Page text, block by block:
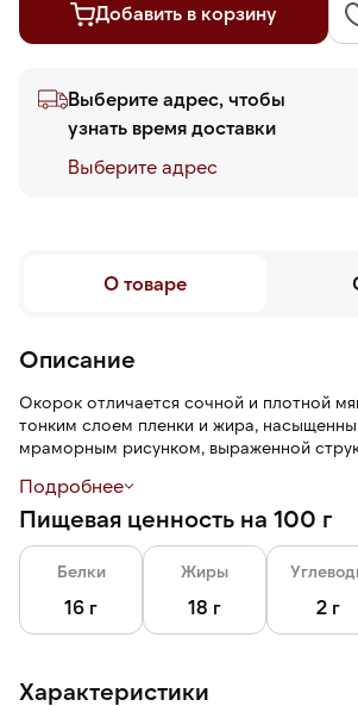
Добавить в корзину
Выберите адрес, чтобы
узнать время доставки
Выберите адреc
О товаре
Описание
Окорок отличается сочной и плотной
тонким слоем пленки и жира,
мраморным рисунком, выраженной
Из него готовят знаменитые деликатесы.
прошутто, у испанцев — хамон, а у
Мясо можно тушить, варить, запекать,
готовить на гриле.
Подробнее
Пищевая ценность на 100 г
Белки
16 г
Жиры
18 г 2 г
Характеристики